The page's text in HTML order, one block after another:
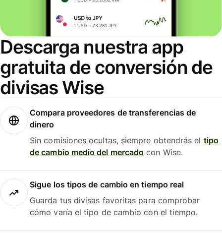
Descarga nuestra app
gratuita de conversión de
divisas Wise
Compara proveedores de transferencias de
dinero
Sin comisiones ocultas, siempre obtendrás el tipo
de cambio medio del mercado con Wise.
Sigue los tipos de cambio en tiempo real
Guarda tus divisas favoritas para comprobar
cómo varía el tipo de cambio con el tiempo.